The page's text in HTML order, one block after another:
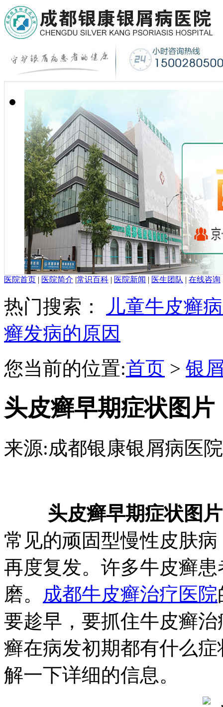
医院首页 | 医院简介 |常识百科 | 医院新闻 | 医生团队 | 在线咨询
热门搜索：
儿童牛皮癣
癣发病的原因
您当前的位置:首页 > 银
头皮癣早期症状图片
来源:成都银康银屑病医
头皮癣早期症状图
常见的顽固型慢性皮肤
再度复发。许多牛皮癣
磨。 成都牛皮癣治疗医院
要趁早，要抓住牛皮癣
癣在病发初期都有什么
解一下详细的信息。